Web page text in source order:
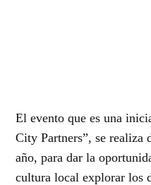
El evento que es una
City Partners”, se realiza
año, para dar la
cultura local explorar los